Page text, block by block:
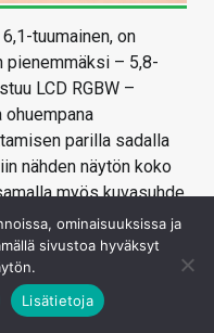
tuumainen, on
pienemmäksi – 5,8-
LCD RGBW –
ohuempana
parilla sadalla
nähden näytön koko
myös kuvasuhde
ominaisuuksissa ja
sivustoa hyväksyt
Lisätietoja